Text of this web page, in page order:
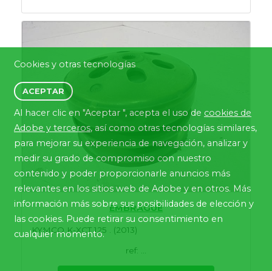
EMBRAGUE
KYMCO K-XCT 125 . (2013)
ref: ...
Cookies y otras tecnologías
ACEPTAR
Al hacer clic en "Aceptar ", acepta el uso de cookies de
Adobe y terceros, así como otras tecnologías similares,
para mejorar su experiencia de navegación, analizar y
medir su grado de compromiso con nuestro
contenido y poder proporcionarle anuncios más
relevantes en los sitios web de Adobe y en otros. Más
información más sobre sus posibilidades de elección y
las cookies. Puede retirar su consentimiento en
cualquier momento.